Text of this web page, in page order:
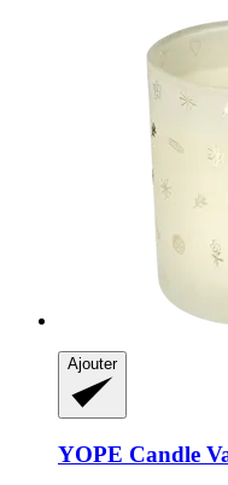
Ajouter
YOPE Candle